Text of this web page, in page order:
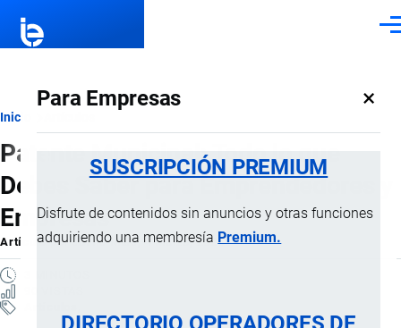
Para Empresas ×
SUSCRIPCIÓN PREMIUM
Disfrute de contenidos sin anuncios y otras funciones
adquiriendo una membresía Premium.
Ruta
de
navegación
Inicio
Patente Municipal: Todo lo que
Debes Saber para Emprendedores y
Empresas
ArtículoporJaime Mise, 4 Marzo, 2026